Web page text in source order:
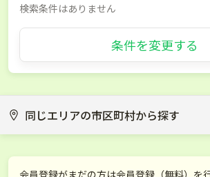
検索条件はありません
条件を変更する
同じエリアの市区町村から探す
会員登録がまだの方は会員登録（無料）を